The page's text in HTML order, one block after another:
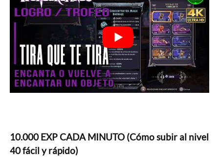
10.000 EXP CADA MINUTO (Cómo subir al nivel
40 fácil y rápido)